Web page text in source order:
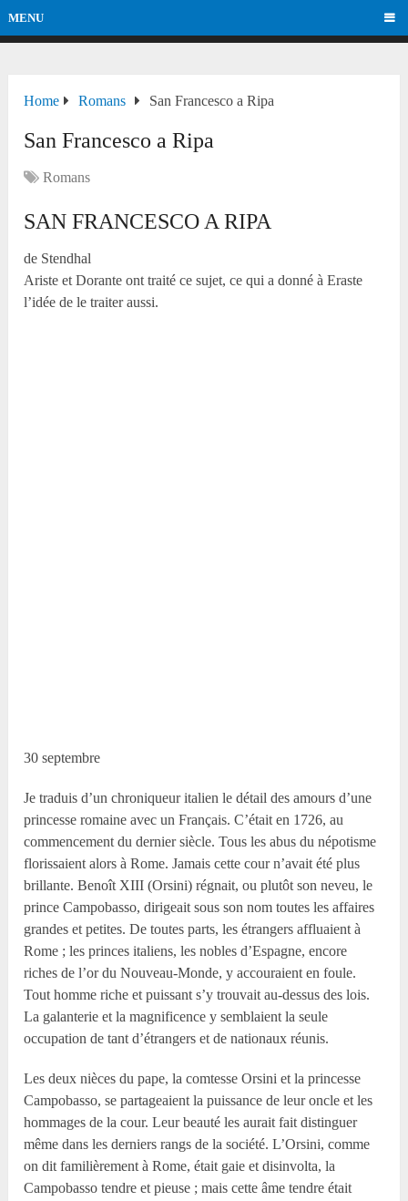
MENU
Home Romans San Francesco a Ripa
San Francesco a Ripa
Romans
SAN FRANCESCO A RIPA
de Stendhal
Ariste et Dorante ont traité ce sujet, ce qui a donné à Eraste
l’idée de le traiter aussi.
30 septembre
Je traduis d’un chroniqueur italien le détail des amours d’une
princesse romaine avec un Français. C’était en 1726, au
commencement du dernier siècle. Tous les abus du népotisme
florissaient alors à Rome. Jamais cette cour n’avait été plus
brillante. Benoît XIII (Orsini) régnait, ou plutôt son neveu, le
prince Campobasso, dirigeait sous son nom toutes les affaires
grandes et petites. De toutes parts, les étrangers affluaient à
Rome ; les princes italiens, les nobles d’Espagne, encore
riches de l’or du Nouveau-Monde, y accouraient en foule.
Tout homme riche et puissant s’y trouvait au-dessus des lois.
La galanterie et la magnificence y semblaient la seule
occupation de tant d’étrangers et de nationaux réunis.
Les deux nièces du pape, la comtesse Orsini et la princesse
Campobasso, se partageaient la puissance de leur oncle et les
hommages de la cour. Leur beauté les aurait fait distinguer
même dans les derniers rangs de la société. L’Orsini, comme
on dit familièrement à Rome, était gaie et disinvolta, la
Campobasso tendre et pieuse ; mais cette âme tendre était